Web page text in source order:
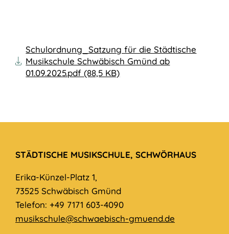
Schulordnung_Satzung für die Städtische
Musikschule Schwäbisch Gmünd ab
01.09.2025.pdf(88,5 KB)
STÄDTISCHE MUSIKSCHULE, SCHWÖRHAUS
Erika-Künzel-Platz 1,
73525 Schwäbisch Gmünd
Telefon: +49 7171 603-4090
musikschule@schwaebisch-gmuend.de